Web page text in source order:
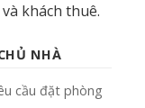
khách thuê.
NHÀ
cầu đặt phòng